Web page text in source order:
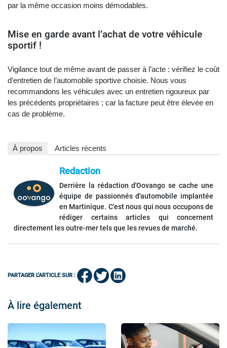
par la même occasion moins démodables.
Mise en garde avant l’achat de votre véhicule
sportif !
Vigilance tout de même avant de passer à l’acte : vérifiez le coût
d’entretien de l’automobile sportive choisie. Nous vous
recommandons les véhicules avec un entretien rigoureux par
les précédents propriétaires ; car la facture peut être élevée en
cas de problème.
À propos Articles récents
Redaction
Derrière la rédaction d'Oovango se cache une
équipe de passionnés d'automobile implantée
en Martinique. C'est nous qui nous occupons de
rédiger certains articles qui concernent
directement les outre-mer tels que les revues de marché.
PARTAGER L'ARTICLE SUR :
À lire également